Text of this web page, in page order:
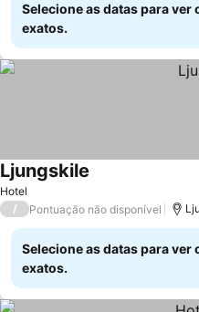
Selecione as datas para ver
exatos.
Hotel
Ljungskile
/ Pontuação não disponível
Selecione as datas para ver
exatos.